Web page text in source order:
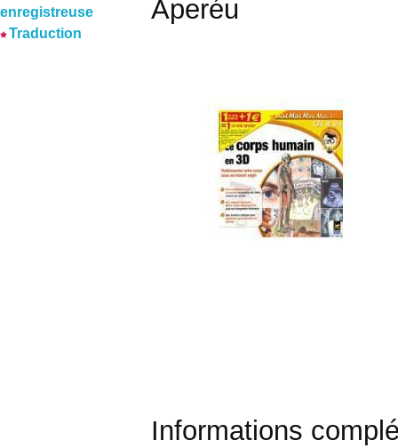
enregistreuse
Traduction
Aperéu
Informations